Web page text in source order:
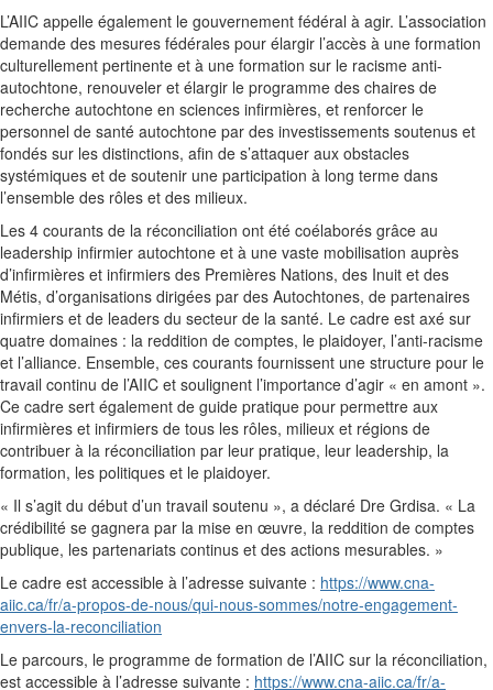
L’AIIC appelle également le gouvernement fédéral à agir. L’association
demande des mesures fédérales pour élargir l’accès à une formation
culturellement pertinente et à une formation sur le racisme anti-
autochtone, renouveler et élargir le programme des chaires de
recherche autochtone en sciences infirmières, et renforcer le
personnel de santé autochtone par des investissements soutenus et
fondés sur les distinctions, afin de s’attaquer aux obstacles
systémiques et de soutenir une participation à long terme dans
l’ensemble des rôles et des milieux.
Les 4 courants de la réconciliation ont été coélaborés grâce au
leadership infirmier autochtone et à une vaste mobilisation auprès
d’infirmières et infirmiers des Premières Nations, des Inuit et des
Métis, d’organisations dirigées par des Autochtones, de partenaires
infirmiers et de leaders du secteur de la santé. Le cadre est axé sur
quatre domaines : la reddition de comptes, le plaidoyer, l’anti-racisme
et l’alliance. Ensemble, ces courants fournissent une structure pour le
travail continu de l’AIIC et soulignent l’importance d’agir « en amont ».
Ce cadre sert également de guide pratique pour permettre aux
infirmières et infirmiers de tous les rôles, milieux et régions de
contribuer à la réconciliation par leur pratique, leur leadership, la
formation, les politiques et le plaidoyer.
« Il s’agit du début d’un travail soutenu », a déclaré Dre Grdisa. « La
crédibilité se gagnera par la mise en œuvre, la reddition de comptes
publique, les partenariats continus et des actions mesurables. »
Le cadre est accessible à l’adresse suivante : https://www.cna-
aiic.ca/fr/a-propos-de-nous/qui-nous-sommes/notre-engagement-
envers-la-reconciliation
Le parcours, le programme de formation de l’AIIC sur la réconciliation,
est accessible à l’adresse suivante : https://www.cna-aiic.ca/fr/a-